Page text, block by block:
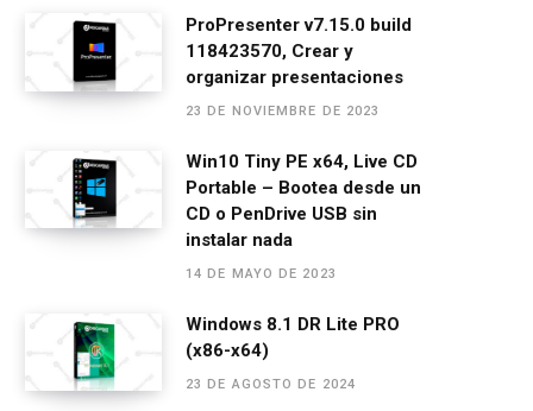
ce
b
o
k
g
at
s
A
p
e
gr
a
ail m
p
ProPresenter v7.15.0 build
118423570, Crear y
organizar presentaciones
23 DE NOVIEMBRE DE 2023
Win10 Tiny PE x64, Live CD
Portable – Bootea desde un
CD o PenDrive USB sin
instalar nada
14 DE MAYO DE 2023
Windows 8.1 DR Lite PRO
(x86-x64)
23 DE AGOSTO DE 2024